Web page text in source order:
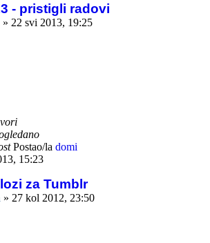
- pristigli radovi
» 22 svi 2013, 19:25
Postao/la domi
15:23
za Tumblr
» 27 kol 2012, 23:50